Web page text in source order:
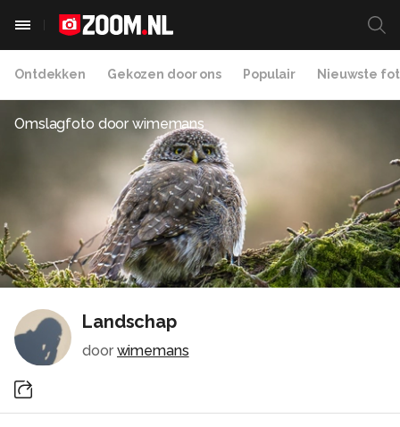
Ontdekken Gekozen door ons Populair Nieuwste
Omslagfoto doorwimemans
Landschap
door wimemans